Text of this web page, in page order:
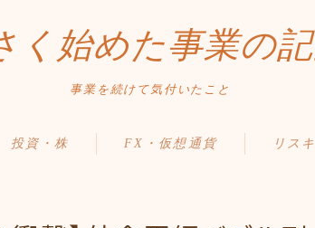
く始めた事業の
事業を続けて気付いたこと
投資・株 FX・仮想通貨 リス